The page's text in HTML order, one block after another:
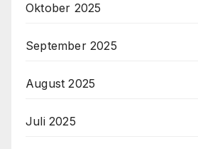
Oktober 2025
September 2025
August 2025
Juli 2025